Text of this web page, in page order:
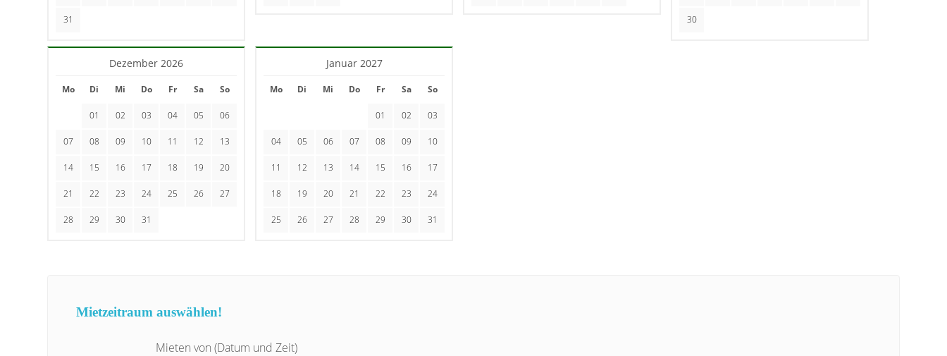
31 30
Dezember 2026
Mo Di Mi Do Fr Sa So
01 02 03 04 05 06
07 08 09 10 11 12 13
14 15 16 17 18 19 20
21 22 23 24 25 26 27
28 29 30 31
Januar 2027
Mo Di Mi Do Fr Sa So
01 02 03
04 05 06 07 08 09 10
11 12 13 14 15 16 17
18 19 20 21 22 23 24
25 26 27 28 29 30 31
Mietzeitraum auswählen!
Mieten von (Datum und Zeit)